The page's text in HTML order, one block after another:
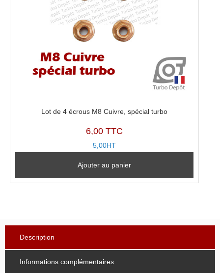
Lot de 4 écrous M8 Cuivre, spécial turbo
6,00 TTC
5,00HT
Ajouter au panier
Description
Informations complémentaires